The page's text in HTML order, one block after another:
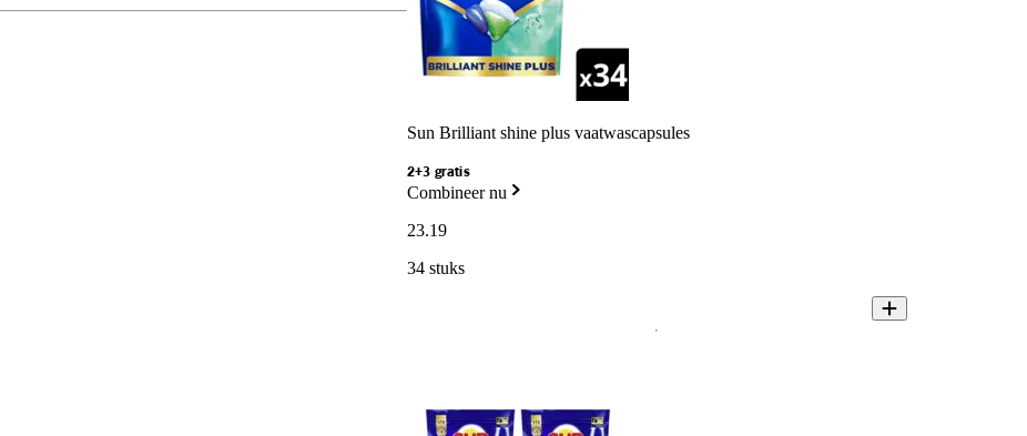
Sun Brilliant shine plus vaatwascapsules
2+3 gratis
Combineer nu
23.19
34 stuks